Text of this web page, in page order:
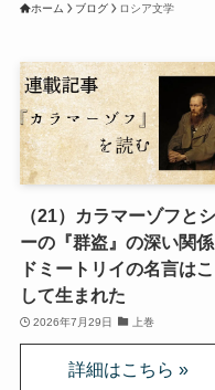
インド・スリランカ
第一次インド遠征
第二次インド遠征～
仏教聖地スリランカ
第三次インド遠征～
ホーム ブログ ロシア文学
（21）カラマーゾフと
ーの『群盗』の深い関
ドミートリイの名言はこ
して生まれた
2026年7月29日 上巻